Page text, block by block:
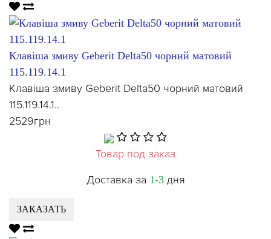
Клавіша змиву Geberit Delta50 чорний матовий
115.119.14.1
Клавіша змиву Geberit Delta50 чорний матовий
115.119.14.1..
2529грн
Товар под заказ
Доставка за 1-3дня
ЗАКАЗАТЬ